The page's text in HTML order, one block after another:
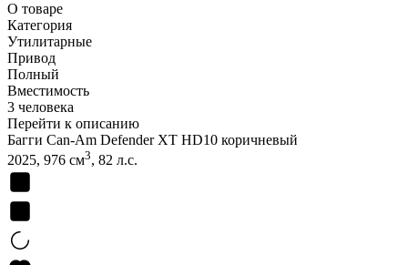
О товаре
Категория
Утилитарные
Привод
Полный
Вместимость
3 человека
Перейти к описанию
Багги Can-Am Defender XT HD10 коричневый
2025, 976 см3, 82 л.с.